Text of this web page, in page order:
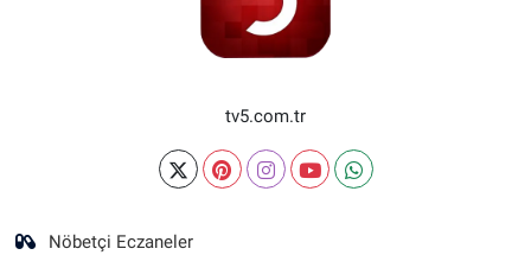
tv5.com.tr
Nöbetçi Eczaneler